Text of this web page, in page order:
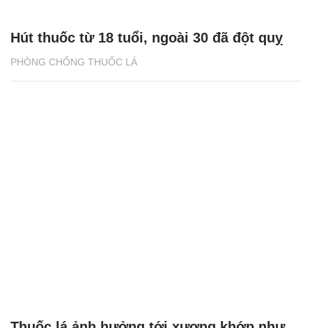
PHÒNG CHỐNG THUỐC LÁ
Hút thuốc từ 18 tuổi, ngoài 30 đã đột quỵ